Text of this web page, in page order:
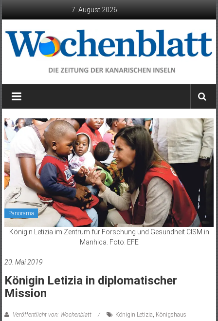
7. August 2026
Wochenblatt
die
der
Kanarischen
Panorama
Königin Letizia im Zentrum für Forschung und Gesundheit CISM in
Manhica. Foto: EFE
20. Mai 2019
Königin Letizia in diplomatischer
Mission
Veröffentlicht von: Wochenblatt Königin Letizia, Königshaus